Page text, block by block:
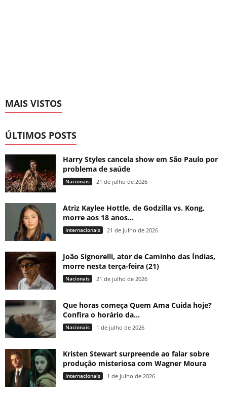
MAIS VISTOS
ÚLTIMOS POSTS
Harry Styles cancela show em São Paulo por
problema de saúde
Nacionais 21 de julho de 2026
Atriz Kaylee Hottle, de Godzilla vs. Kong,
morre aos 18 anos...
Internacionais 21 de julho de 2026
João Signorelli, ator de Caminho das Índias,
morre nesta terça-feira (21)
Nacionais 21 de julho de 2026
Que horas começa Quem Ama Cuida hoje?
Confira o horário da...
Nacionais 1 de julho de 2026
Kristen Stewart surpreende ao falar sobre
produção misteriosa com Wagner Moura
Internacionais 1 de julho de 2026